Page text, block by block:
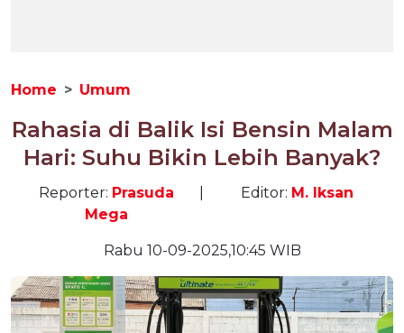
Home Umum
Rahasia di Balik Isi Bensin Malam
Hari: Suhu Bikin Lebih Banyak?
Reporter: Prasuda
Mega
Editor: M. Iksan
Rabu 10-09-2025,10:45 WIB